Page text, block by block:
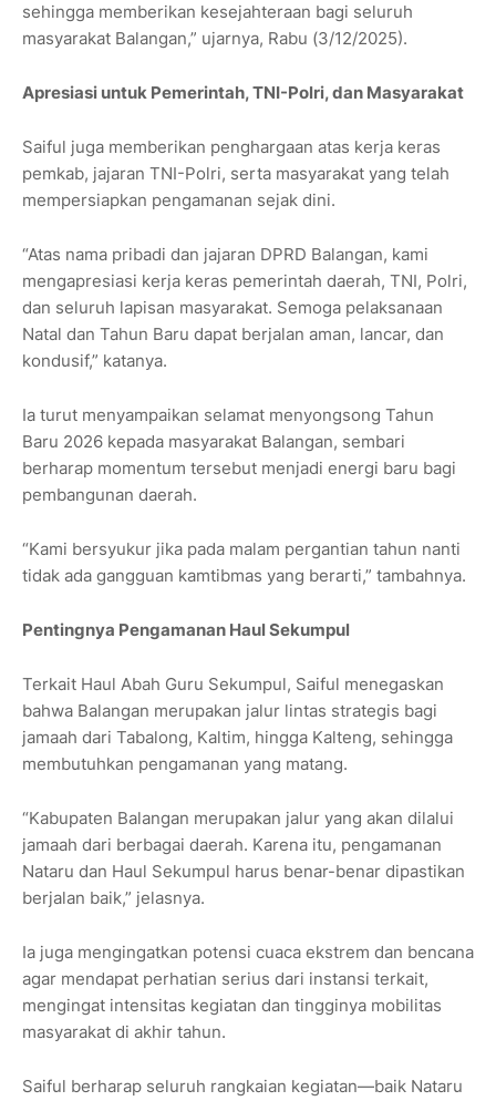
sehingga memberikan kesejahteraan bagi seluruh
masyarakat Balangan,” ujarnya, Rabu (3/12/2025).
Apresiasi untuk Pemerintah, TNI-Polri, dan Masyarakat
Saiful juga memberikan penghargaan atas kerja keras
pemkab, jajaran TNI-Polri, serta masyarakat yang telah
mempersiapkan pengamanan sejak dini.
“Atas nama pribadi dan jajaran DPRD Balangan, kami
mengapresiasi kerja keras pemerintah daerah, TNI, Polri,
dan seluruh lapisan masyarakat. Semoga pelaksanaan
Natal dan Tahun Baru dapat berjalan aman, lancar, dan
kondusif,” katanya.
Ia turut menyampaikan selamat menyongsong Tahun
Baru 2026 kepada masyarakat Balangan, sembari
berharap momentum tersebut menjadi energi baru bagi
pembangunan daerah.
“Kami bersyukur jika pada malam pergantian tahun nanti
tidak ada gangguan kamtibmas yang berarti,” tambahnya.
Pentingnya Pengamanan Haul Sekumpul
Terkait Haul Abah Guru Sekumpul, Saiful menegaskan
bahwa Balangan merupakan jalur lintas strategis bagi
jamaah dari Tabalong, Kaltim, hingga Kalteng, sehingga
membutuhkan pengamanan yang matang.
“Kabupaten Balangan merupakan jalur yang akan dilalui
jamaah dari berbagai daerah. Karena itu, pengamanan
Nataru dan Haul Sekumpul harus benar-benar dipastikan
berjalan baik,” jelasnya.
Ia juga mengingatkan potensi cuaca ekstrem dan bencana
agar mendapat perhatian serius dari instansi terkait,
mengingat intensitas kegiatan dan tingginya mobilitas
masyarakat di akhir tahun.
Saiful berharap seluruh rangkaian kegiatan—baik Nataru